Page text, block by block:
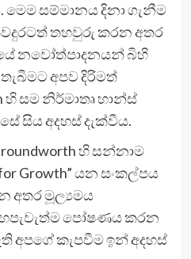
සම්මානය දිනා ගැනීම
තහවුරු කරන අතර
නවෝත්පාදනයන් බිහි
අපව දිරිමත්
හි සම නිර්මාතෘ හාන්ස්
සිය අදහස් දැක්වීය.
හි සන්නාම
Growth” යන සංකල්පය
අතර මූල්‍යමය
පෝෂණය කරන
අපගේ කැපවීම ඉන් අදහස්